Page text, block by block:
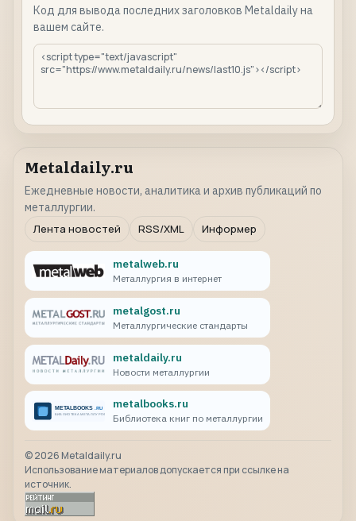
Код для вывода последних заголовков Metaldaily на
вашем сайте.
Metaldaily.ru
Ежедневные новости, аналитика и архив публикаций по
металлургии.
Лента новостей
RSS/XML Информер
metalweb.ru
Металлургия в интернет
metalgost.ru
Металлургические стандарты
metaldaily.ru
Новости металлургии
metalbooks.ru
Библиотека книг по металлургии
©2026 Metaldaily.ru
Использование материалов допускается при ссылке на
источник.